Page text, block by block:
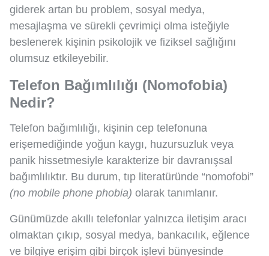
giderek artan bu problem, sosyal medya,
mesajlaşma ve sürekli çevrimiçi olma isteğiyle
beslenerek kişinin psikolojik ve fiziksel sağlığını
olumsuz etkileyebilir.
Telefon Bağımlılığı (Nomofobia)
Nedir?
Telefon bağımlılığı, kişinin cep telefonuna
erişemediğinde yoğun kaygı, huzursuzluk veya
panik hissetmesiyle karakterize bir davranışsal
bağımlılıktır. Bu durum, tıp literatüründe “nomofobi”
(no mobile phone phobia) olarak tanımlanır.
Günümüzde akıllı telefonlar yalnızca iletişim aracı
olmaktan çıkıp, sosyal medya, bankacılık, eğlence
ve bilgiye erişim gibi birçok işlevi bünyesinde